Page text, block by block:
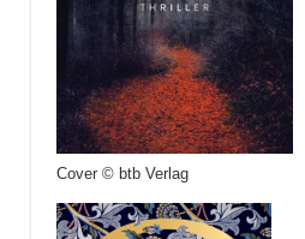
Cover © btb Verlag